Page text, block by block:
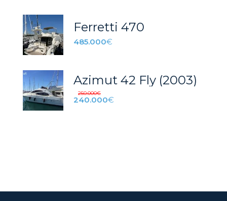
Ferretti 470
485.000€
Azimut 42 Fly (2003)
250.000€
240.000€